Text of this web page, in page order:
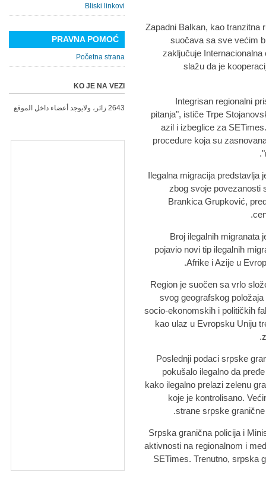
Zapadni Balkan, kao tranzitna
suočava sa sve većim
zaključuje
slažu da je
"Integrisan regionalni
pitanja", ističe Trpe
azil i izbeglice za
procedure koja su
Ilegalna migracija predstavlja
zbog svoje povezanosti
Brankica Grupković,
Broj ilegalnih migranata
pojavio novi tip ilegalnih
Afrike i Azije u
"Region je suočen sa vrlo
svog geografskog
socio-ekonomskih i političkih
kao ulaz u Evropsku Uniju
Poslednji podaci srpske
pokušalo ilegalno da
kako ilegalno prelazi zelenu
koje je kontrolisano.
strane srpske
"Srpska granična policija i
aktivnosti na regionalnom i
SETimes. Trenutno, srpska
Bliski linkovi
PRAVNA POMOĆ
Početna strana
KO JE NA VEZI
2643 زائر، ولايوجد أعضاء داخل الموقع